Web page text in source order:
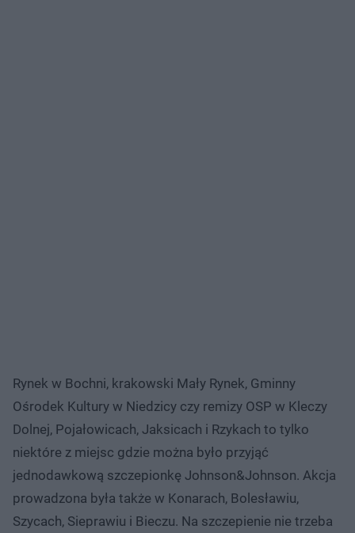
Rynek w Bochni, krakowski Mały Rynek, Gminny
Ośrodek Kultury w Niedzicy czy remizy OSP w Kleczy
Dolnej, Pojałowicach, Jaksicach i Rzykach to tylko
niektóre z miejsc gdzie można było przyjąć
jednodawkową szczepionkę Johnson&Johnson. Akcja
prowadzona była także w Konarach, Bolesławiu,
Szycach, Sieprawiu i Bieczu. Na szczepienie nie trzeba